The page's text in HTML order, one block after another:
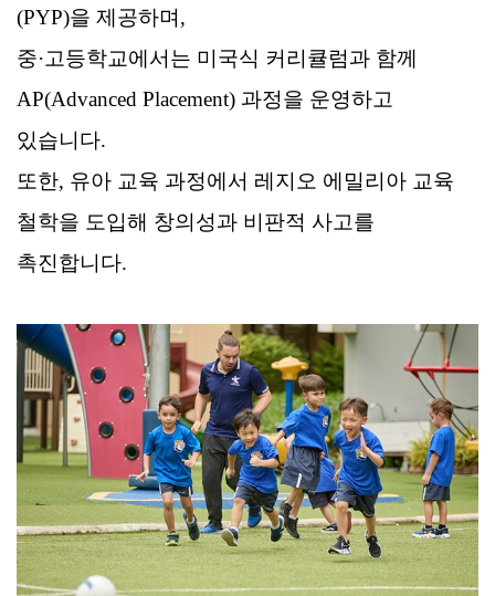
(PYP)을 제공하며,
중·고등학교에서는 미국식 커리큘럼과 함께
AP(Advanced Placement) 과정을 운영하고
있습니다.
또한, 유아 교육 과정에서 레지오 에밀리아 교육
철학을 도입해 창의성과 비판적 사고를
촉진합니다.